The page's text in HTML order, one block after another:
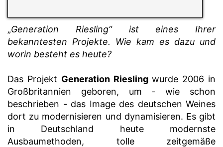
„Generation Riesling“ ist eines Ihrer
bekanntesten Projekte. Wie kam es dazu und
worin besteht es heute?
Das Projekt Generation Riesling wurde 2006 in
Großbritannien geboren, um - wie schon
beschrieben - das Image des deutschen Weines
dort zu modernisieren und dynamisieren. Es gibt
in Deutschland heute modernste
Ausbaumethoden, tolle zeitgemäße